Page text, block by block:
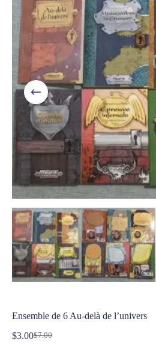
Ensemble de 6 Au-delà de l’univers
$7.00
$3.00